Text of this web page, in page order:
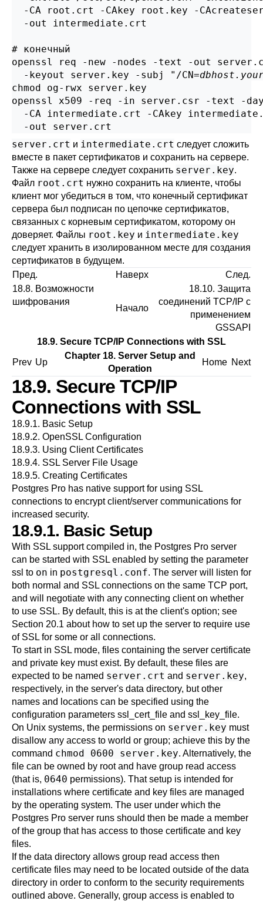
-CA root.crt -CAkey root.key -
  -out intermediate.crt
# конечный
openssl req -new -nodes -text -out
  -keyout server.key -subj "/CN=
chmod og-rwx server.key
openssl x509 -req -in server.csr -text -
-CA intermediate.crt -CAkey
  -out server.crt
server.crt и intermediate.crt следует сложить
вместе в пакет сертификатов и сохранить на сервере.
Также на сервере следует сохранить server.key.
Файл root.crt нужно сохранить на клиенте, чтобы
клиент мог убедиться в том, что конечный сертификат
сервера был подписан по цепочке сертификатов,
связанных с корневым сертификатом, которому он
доверяет. Файлы root.key и intermediate.key
следует хранить в изолированном месте для создания
сертификатов в будущем.
Пред.
Наверх
След.
18.8. Возможности
шифрования
Начало
18.10. Защита
соединений TCP/IP с
применением
GSSAPI
18.9. Secure TCP/IP Connections with SSL
Prev Up
Chapter 18. Server Setup and
Operation
Home Next
18.9. Secure TCP/IP
Connections with SSL
18.9.1. Basic Setup
18.9.2. OpenSSL Configuration
18.9.3. Using Client Certificates
18.9.4. SSL Server File Usage
18.9.5. Creating Certificates
Postgres Pro has native support for using SSL
connections to encrypt client/server communications for
increased security.
18.9.1. Basic Setup
With SSL support compiled in, the Postgres Pro server
can be started with SSL enabled by setting the parameter
ssl to on in postgresql.conf. The server will listen for
both normal and SSL connections on the same TCP port,
and will negotiate with any connecting client on whether
to use SSL. By default, this is at the client's option; see
Section 20.1 about how to set up the server to require use
of SSL for some or all connections.
To start in SSL mode, files containing the server certificate
and private key must exist. By default, these files are
expected to be named server.crt and server.key,
respectively, in the server's data directory, but other
names and locations can be specified using the
configuration parameters ssl_cert_file and ssl_key_file.
On Unix systems, the permissions on server.key must
disallow any access to world or group; achieve this by the
command chmod 0600 server.key. Alternatively, the
file can be owned by root and have group read access
(that is, 0640 permissions). That setup is intended for
installations where certificate and key files are managed
by the operating system. The user under which the
Postgres Pro server runs should then be made a member
of the group that has access to those certificate and key
files.
If the data directory allows group read access then
certificate files may need to be located outside of the data
directory in order to conform to the security requirements
outlined above. Generally, group access is enabled to